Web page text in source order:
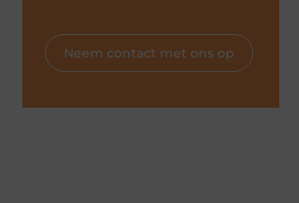
Neem contact met ons op